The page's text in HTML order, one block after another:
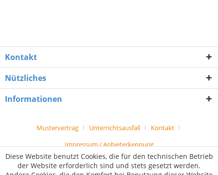
Kontakt
Nützliches
Informationen
Mustervertrag Unterrichtsausfall
Kontakt
Impressum / Anbieterkennung
Diese Website benutzt Cookies, die für den technischen Betrieb
der Website erforderlich sind und stets gesetzt werden.